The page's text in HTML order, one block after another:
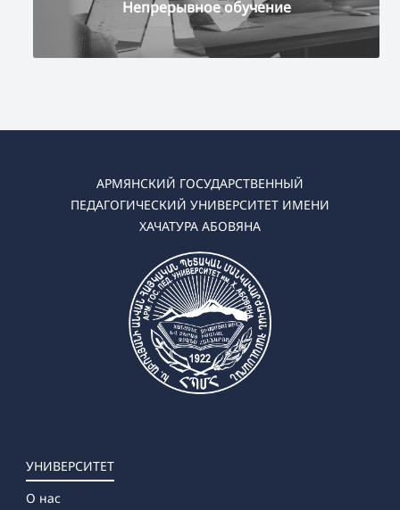
Непрерывное обучение
АРМЯНСКИЙ ГОСУДАРСТВЕННЫЙ
ПЕДАГОГИЧЕСКИЙ УНИВЕРСИТЕТ ИМЕНИ
ХАЧАТУРА АБОВЯНА
УНИВЕРСИТЕТ
О нас